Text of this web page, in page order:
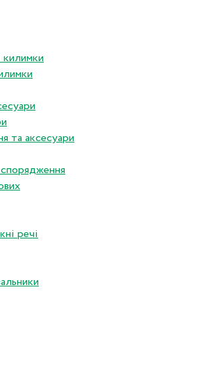
килимки
та аксесуари
речі